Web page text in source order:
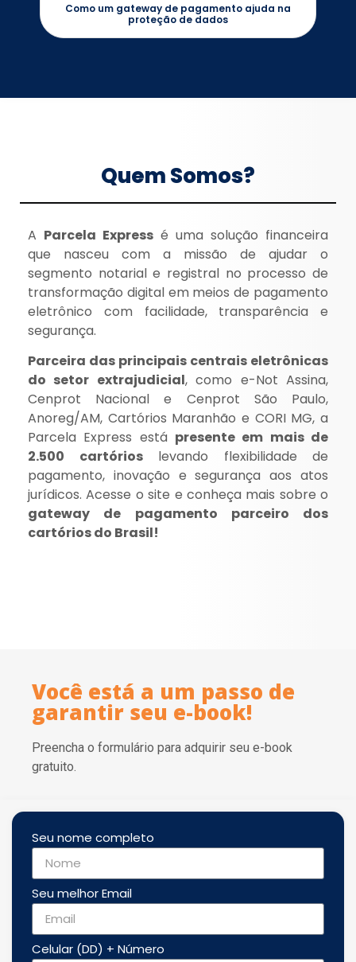
Como um gateway de pagamento ajuda na
proteção de dados
Quem Somos?
A Parcela Express é uma solução financeira
que nasceu com a missão de ajudar o
segmento notarial e registral no processo de
transformação digital em meios de pagamento
eletrônico com facilidade, transparência e
segurança.
Parceira das principais centrais eletrônicas
do setor extrajudicial, como e-Not Assina,
Cenprot Nacional e Cenprot São Paulo,
Anoreg/AM, Cartórios Maranhão e CORI MG, a
Parcela Express está presente em mais de
2.500 cartórioslevando flexibilidade de
pagamento, inovação e segurança aos atos
jurídicos. Acesse o site e conheça mais sobre o
gateway de pagamento parceiro dos
cartórios do Brasil!
Você está a um passo de
garantir seu e-book!
Preencha o formulário para adquirir seu e-book
gratuito.
Seu nome completo
Seu melhor Email
Celular (DD) + Número